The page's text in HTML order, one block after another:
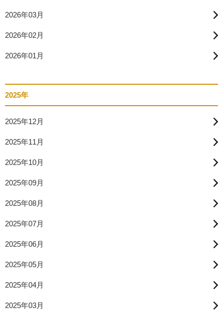
2026年03月
2026年02月
2026年01月
2025年
2025年12月
2025年11月
2025年10月
2025年09月
2025年08月
2025年07月
2025年06月
2025年05月
2025年04月
2025年03月